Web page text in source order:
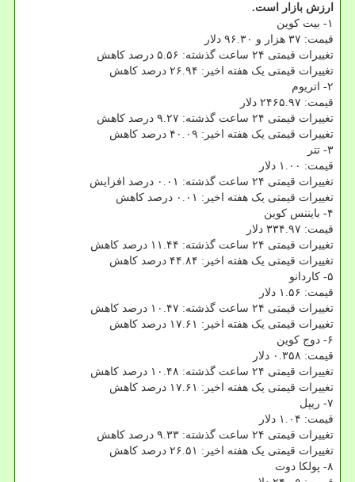
ارزش بازار است.
۱- بیت کوین
قیمت: ۳۷ هزار و ۹۶.۳۰ دلار
تغییرات قیمتی ۲۴ ساعت گذشته: ۵.۵۶ درصد کاهش
تغییرات قیمتی یک هفته اخیر: ۲۶.۹۴ درصد کاهش
۲- اتریوم
قیمت: ۲۴۶۵.۹۷ دلار
تغییرات قیمتی ۲۴ ساعت گذشته: ۹.۲۷ درصد کاهش
تغییرات قیمتی یک هفته اخیر: ۴۰.۰۹ درصد کاهش
۳- تتر
قیمت: ۱.۰۰ دلار
تغییرات قیمتی ۲۴ ساعت گذشته: ۰.۰۱ درصد افزایش
تغییرات قیمتی یک هفته اخیر: ۰.۰۱ درصد کاهش
۴- بایننس کوین
قیمت: ۳۳۴.۹۷ دلار
تغییرات قیمتی ۲۴ ساعت گذشته: ۱۱.۴۴ درصد کاهش
تغییرات قیمتی یک هفته اخیر: ۴۴.۸۴ درصد کاهش
۵- کاردانو
قیمت: ۱.۵۶ دلار
تغییرات قیمتی ۲۴ ساعت گذشته: ۱۰.۴۷ درصد کاهش
تغییرات قیمتی یک هفته اخیر: ۱۷.۶۱ درصد کاهش
۶- دوج کوین
قیمت: ۰.۳۵۸ دلار
تغییرات قیمتی ۲۴ ساعت گذشته: ۱۰.۴۸ درصد کاهش
تغییرات قیمتی یک هفته اخیر: ۱۷.۶۱ درصد کاهش
۷- ریپل
قیمت: ۱.۰۴ دلار
تغییرات قیمتی ۲۴ ساعت گذشته: ۹.۳۳ درصد کاهش
تغییرات قیمتی یک هفته اخیر: ۲۶.۵۱ درصد کاهش
۸- پولکا دوت